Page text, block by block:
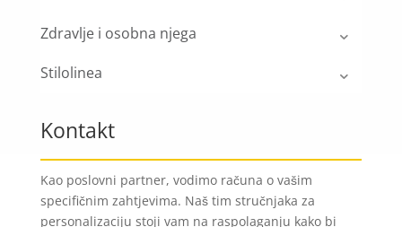
Zdravlje i osobna njega
Stilolinea
Kontakt
Kao poslovni partner, vodimo računa o vašim
specifičnim zahtjevima. Naš tim stručnjaka za
personalizaciju stoji vam na raspolaganju kako bi